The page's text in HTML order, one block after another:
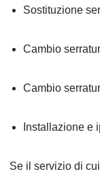
Sostituzione
Cambio
Cambio
Installazione e
Se il servizio di